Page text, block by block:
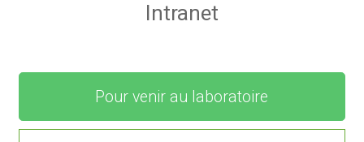
Intranet
Pour venir au laboratoire